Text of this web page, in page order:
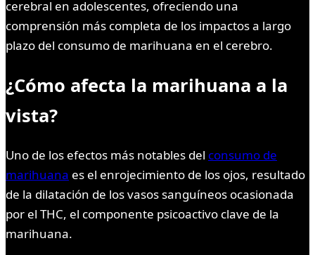
cerebral en adolescentes, ofreciendo una
comprensión más completa de los impactos a largo
plazo del consumo de marihuana en el cerebro.
¿Cómo afecta la marihuana a la
vista?
Uno de los efectos más notables del consumo de
marihuana es el enrojecimiento de los ojos, resultado
de la dilatación de los vasos sanguíneos ocasionada
por el THC, el componente psicoactivo clave de la
marihuana.